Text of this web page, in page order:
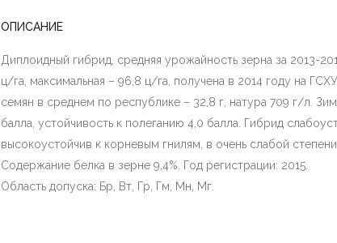
ОПИСАНИЕ
Диплоидный гибрид, средняя урожайность зерна за 2013-
ц/га, максимальная – 96,8 ц/га, получена в 2014 году на
семян в среднем по республике – 32,8 г, натура 709 г/л.
балла, устойчивость к полеганию 4,0 балла. Гибрид
высокоустойчив к корневым гнилям, в очень слабой
Содержание белка в зерне 9,4%. Год регистрации: 2015.
Область допуска: Бр, Вт, Гр, Гм, Мн, Мг.